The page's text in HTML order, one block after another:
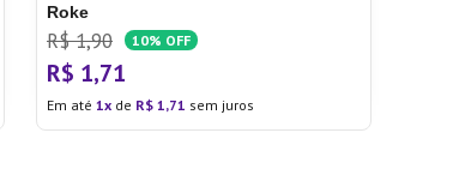
Roke
R$ 1,90 10% OFF
R$ 1,71
Em até 1 de R$ 1,71 sem juros